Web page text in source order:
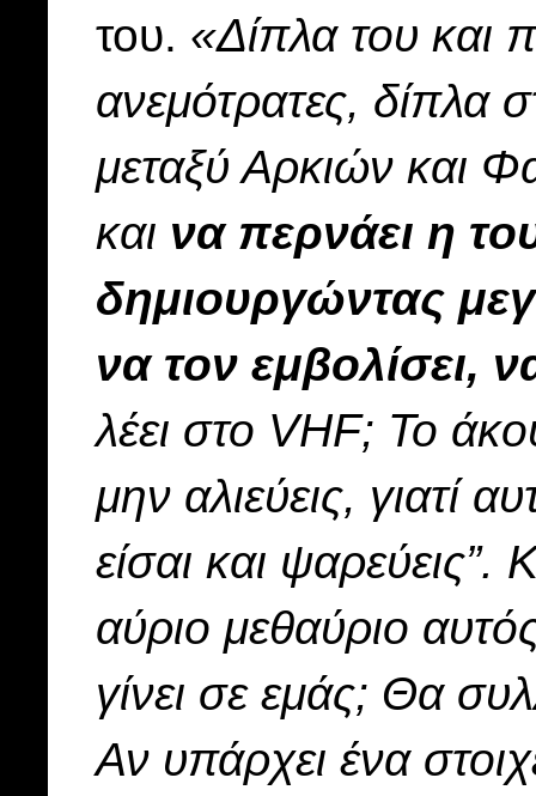
του. «Δίπλα του και
ανεμότρατες, δίπλα
μεταξύ Αρκιών και
και να περνάει η
δημιουργώντας
να τον εμβολίσει,
λέει στο VHF; Το
μην αλιεύεις, γιατί
είσαι και ψαρεύεις”.
αύριο μεθαύριο
γίνει σε εμάς; Θα
Αν υπάρχει ένα